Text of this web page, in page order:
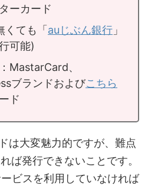
ーカード
くても「auじぶん銀行 」
可能)
MastarCard、
ブランドおよびこちら
ド
は大変魅力的ですが、難点
ば発行できないことです。
ビスを利用していなければ